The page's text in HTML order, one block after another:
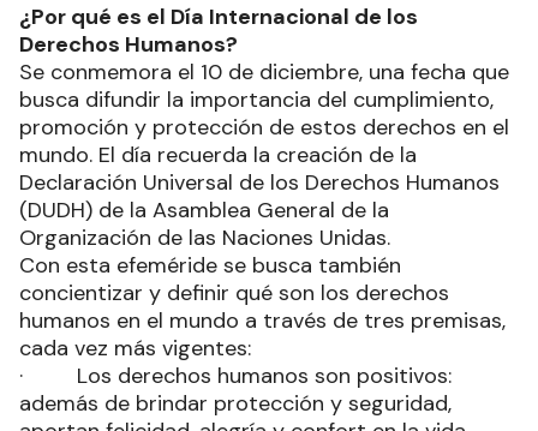
¿Por qué es el Día Internacional de los
Derechos Humanos?
Se conmemora el 10 de diciembre, una fecha que
busca difundir la importancia del cumplimiento,
promoción y protección de estos derechos en el
mundo. El día recuerda la creación de la
Declaración Universal de los Derechos Humanos
(DUDH) de la Asamblea General de la
Organización de las Naciones Unidas.
Con esta efeméride se busca también
concientizar y definir qué son los derechos
humanos en el mundo a través de tres premisas,
cada vez más vigentes:
· Los derechos humanos son positivos:
además de brindar protección y seguridad,